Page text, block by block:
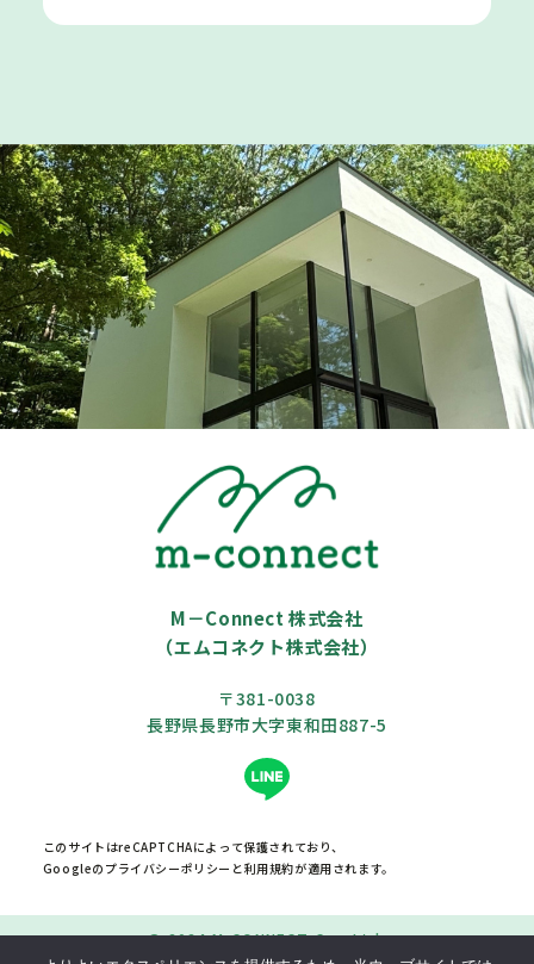
M－Connect 株式会社
（エムコネクト株式会社）
〒381-0038
長野県長野市大字東和田887-5
このサイトはreCAPTCHAによって保護されており、
Googleの プライバシーポリシー と利用規約が適用されます。
© 2024 M-CONNECT Co., Ltd.